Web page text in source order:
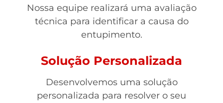
Nossa equipe realizará uma avaliação
técnica para identificar a causa do
entupimento.
Solução Personalizada
Desenvolvemos uma solução
personalizada para resolver o seu